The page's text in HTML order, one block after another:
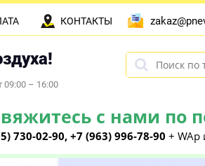
– 16:00
с нами по
730-02-90, +7 (963) 996-78-90 + WAp
КОНТАКТЫ